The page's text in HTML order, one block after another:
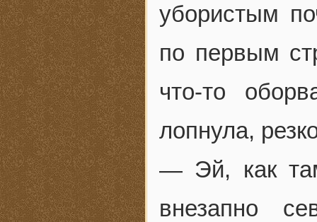
убористым
по первым
что-то
лопнула,
— Эй, как
внезапно